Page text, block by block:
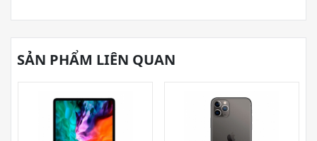
SẢN PHẨM LIÊN QUAN